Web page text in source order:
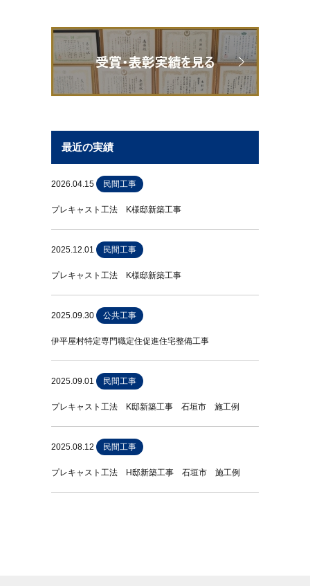
最近の実績
2026.04.15 民間工事
プレキャスト工法 K様邸新築工事
2025.12.01 民間工事
プレキャスト工法 K様邸新築工事
2025.09.30 公共工事
伊平屋村特定専門職定住促進住宅整備工事
2025.09.01 民間工事
プレキャスト工法 K邸新築工事 石垣市 施工例
2025.08.12 民間工事
プレキャスト工法 H邸新築工事 石垣市 施工例